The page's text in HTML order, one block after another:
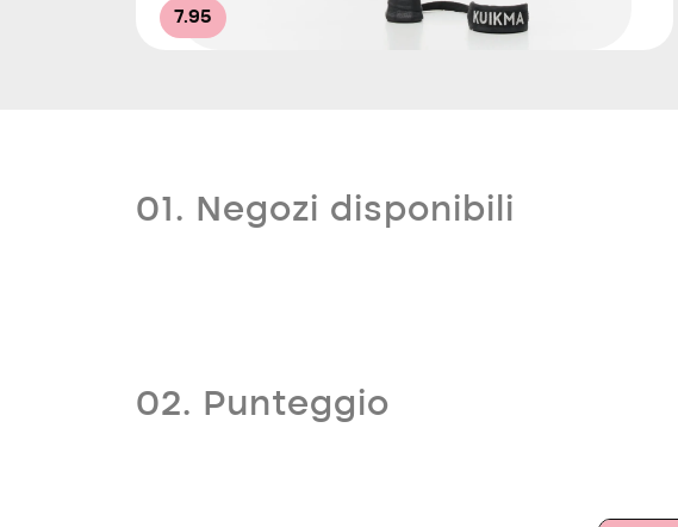
7.95
01. Negozi disponibili
02. Punteggio